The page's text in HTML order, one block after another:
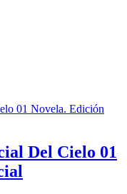
Del Cielo 01